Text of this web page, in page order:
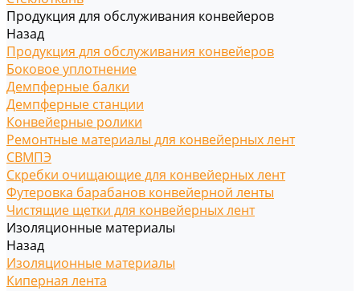
Продукция для обслуживания конвейеров
Назад
Продукция для обслуживания конвейеров
Боковое уплотнение
Демпферные балки
Демпферные станции
Конвейерные ролики
Ремонтные материалы для конвейерных лент
СВМПЭ
Скребки очищающие для конвейерных лент
Футеровка барабанов конвейерной ленты
Чистящие щетки для конвейерных лент
Изоляционные материалы
Назад
Изоляционные материалы
Киперная лента